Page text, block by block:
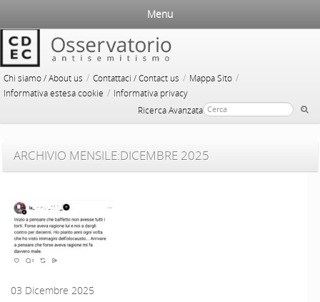
Chi siamo / About us / Contattaci / Contact us / Mappa Sito /
Informativa estesa cookie / Informativa privacy
Ricerca Avanzata
Menu
ARCHIVIO MENSILE:DICEMBRE 2025
03 Dicembre 2025